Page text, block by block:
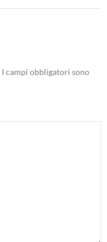
I campi obbligatori sono